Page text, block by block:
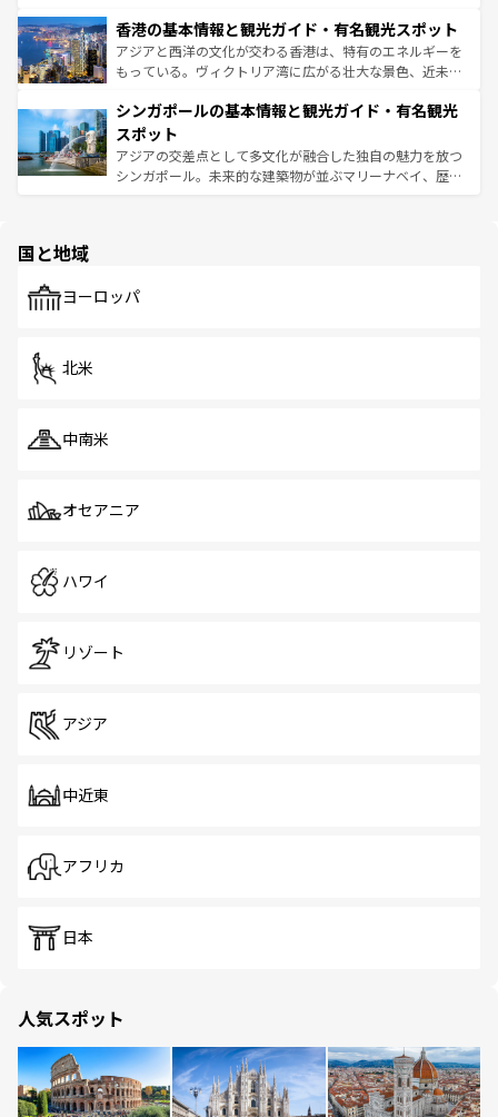
とつ。フォーやバインミー、ベトナムコーヒーなどは、ぜ
ひ現地で味わいたい。どの地域を訪れてもあたたかい人々
が旅行者を迎えてくれるので、きっと忘れられない旅にな
参照してほしい。
の活気が交差している。北部ではチェンマイなどの山岳地
帯で自然と触れ合い、南部ではプーケットやクラビの美し
いビーチでリゾート気分を楽しむことができる。タイ料理
激する。気候は一年中温暖で、どの季節にも異なる楽しみ
が待っている。親しみやすいタイの人々、仏教を中心とし
た文化、そして多様な観光資源が、訪れる旅人を魅了し続
ける。 なお、新着のタイ情報はコンテンツ一覧を参照して
香港の基本情報と観光ガイド・有名観光スポット
アジアと西洋の文化が交わる香港は、特有のエネルギーを
もっている。ヴィクトリア湾に広がる壮大な景色、近未来
み、どこを訪れても感動するはず。観光スポットが密集し
ており、効率よく見どころを回れるのも魅力。息をのむよ
うな絶景から文化的な体験まで、香港を存分に楽しみ尽く
そう。 なお、新着の香港情報はコンテンツ一覧を参照して
シンガポールの基本情報と観光ガイド・有名観光
スポット
アジアの交差点として多文化が融合した独自の魅力を放つ
シンガポール。未来的な建築物が並ぶマリーナベイ、歴史
で、ホーカーズは地元の風情を楽しめる外せないスポット
国と地域
ヨーロッパ
北米
中南米
オセアニア
ハワイ
リゾート
アジア
中近東
アフリカ
日本
人気スポット